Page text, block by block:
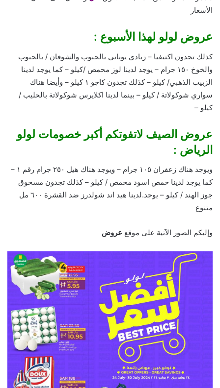
الأسعار
عروض لولو لهذا الأسبوع :
كذلك تجدون اكتيفيا – زبادي يوناني بالحبوب والشوفان / بالحبوب
والخوخ ١٥٠ جرام – يوجد لدينا لوز محمص /كيلو – كما يوجد لدينا
الزبيب الذهبي/ كيلو – كذلك تجدون كاجو ١ كيلو – وأيضا هناك
سواري شوكولاتة / كيلو – بينما لدينا اكلايرس شوكولاتة بالحليب /
كيلو –
عروض الصيف لاتفوتكم أكبر خصومات لولو
الرياض :
ويوجد هناك زعفران ١٠٥ جرام – ويوجد هناك هيل ٢٥٠ جرام رقم ١ –
كما يوجد لدينا حمص اسود محمص / كيلو – كذلك تجدون مسحوق
جوز الهند / كيلو – يوجد.لدينا هيد اند شولدرز ضد القشرة ٦٠٠ مل
متنوع
وإليكم الصور الآتية على موقع عروض